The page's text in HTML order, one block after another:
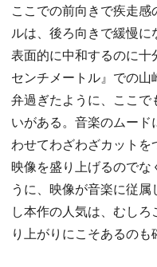
ここでの前向きで疾走
ルは、後ろ向きで緩慢に
表面的に中和するのに
センチメートル』での
弁過ぎたように、ここ
いがある。音楽のムー
わせてわざわざカット
映像を盛り上げるのでな
うに、映像が音楽に従
し本作の人気は、むし
り上がりにこそあるのも